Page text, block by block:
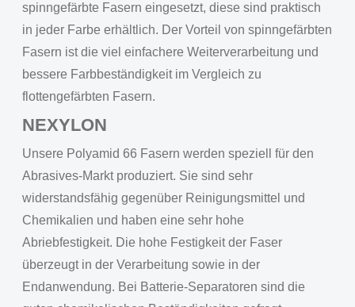
spinngefärbte Fasern eingesetzt, diese sind praktisch
in jeder Farbe erhältlich. Der Vorteil von spinngefärbten
Fasern ist die viel einfachere Weiterverarbeitung und
bessere Farbbeständigkeit im Vergleich zu
flottengefärbten Fasern.
NEXYLON
Unsere Polyamid 66 Fasern werden speziell für den
Abrasives-Markt produziert. Sie sind sehr
widerstandsfähig gegenüber Reinigungsmittel und
Chemikalien und haben eine sehr hohe
Abriebfestigkeit. Die hohe Festigkeit der Faser
überzeugt in der Verarbeitung sowie in der
Endanwendung. Bei Batterie-Separatoren sind die